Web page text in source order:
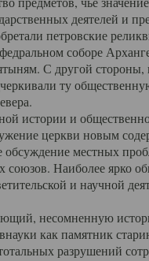
деятелей и
петровские
соборе
С другой стороны,
ту
и
церкви новым
обсуждение местных
союзов. Наиболее ярко
и научной
несомненную
как памятник
разрушений